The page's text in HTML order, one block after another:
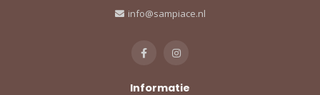
info@sampiace.nl
Informatie